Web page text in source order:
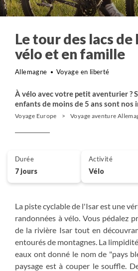
Le tour des lacs de
vélo et en famille
Allemagne Voyage en liberté
À vélo avec votre petit aventurier ?
enfants de moins de 5 ans sont nos
Voyage Europe Voyage aventure
La piste cyclable de l'Isar est une
randonnées à vélo. Vous pédalez
de la rivière Isar tout en
entourés de montagnes. La
eaux ont donné le nom de "pays
paysage est à couper le souffle.
Durée
7 jours
Activité
Vélo